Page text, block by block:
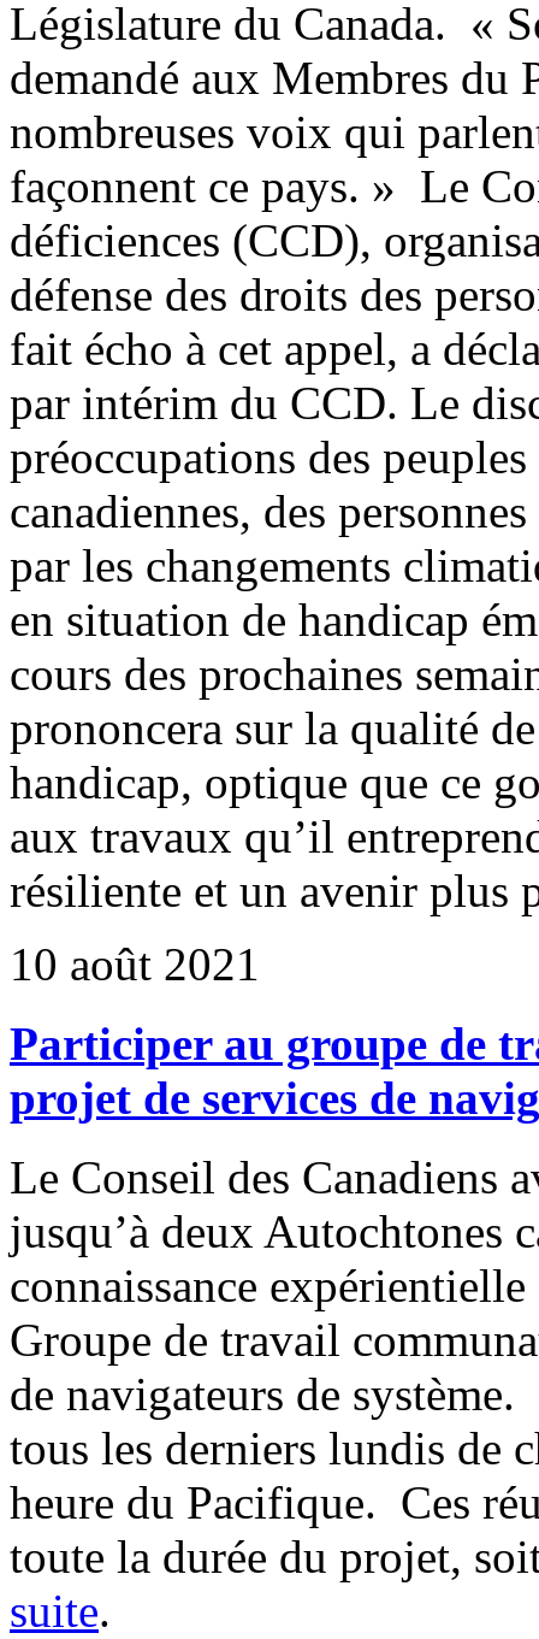
Législature du Canada. «
demandé aux Membres du
nombreuses voix qui
façonnent ce pays. » Le
déficiences (CCD),
défense des droits des
fait écho à cet appel, a
par intérim du CCD. Le
préoccupations des
canadiennes, des
par les changements
en situation de handicap
cours des prochaines
prononcera sur la qualité
handicap, optique que ce
aux travaux qu’il
résiliente et un avenir plus
10 août 2021
Participer au groupe de
projet de services de
Le Conseil des Canadiens
jusqu’à deux Autochtones
connaissance
Groupe de travail
de navigateurs de
tous les derniers lundis de
heure du Pacifique. Ces
toute la durée du projet,
suite.